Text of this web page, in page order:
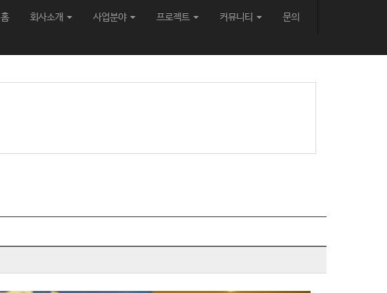
홈 회사소개 사업분야 프로젝트 커뮤니티 문의